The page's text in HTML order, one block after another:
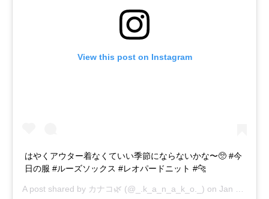
View this post on Instagram
はやくアウター着なくていい季節にならないかな〜🥺 #今
日の服 #ルーズソックス #レオパードニット #🐆
A post shared by カナコ🌿 (@_.k_a_n_a_k_o._) on Jan 22, 2019 at 5:34am PST